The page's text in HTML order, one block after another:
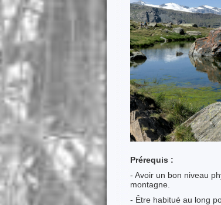
Prérequis :
- Avoir un bon niveau
montagne.
- Être habitué au long